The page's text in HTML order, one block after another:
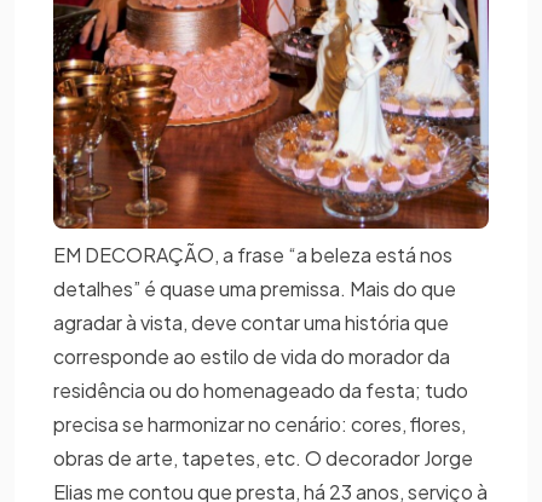
EM DECORAÇÃO, a frase “a beleza está nos
detalhes” é quase uma premissa. Mais do que
agradar à vista, deve contar uma história que
corresponde ao estilo de vida do morador da
residência ou do homenageado da festa; tudo
precisa se harmonizar no cenário: cores, flores,
obras de arte, tapetes, etc. O decorador Jorge
Elias me contou que presta, há 23 anos, serviço à